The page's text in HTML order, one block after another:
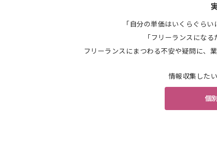
「自分の単価はいくらぐら
「フリーランスにな
フリーランスにまつわる不安や疑問に、
情報収集した
個